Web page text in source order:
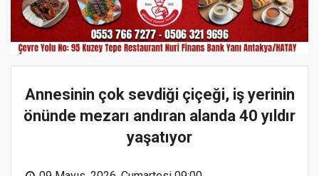
Annesinin çok sevdiği çiçeği, iş yerinin
önünde mezarı andıran alanda 40 yıldır
yaşatıyor